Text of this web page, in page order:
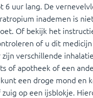
6 uur lang. De
inademen is
Of bekijk het
of u dit
zijn verschillende
of apotheek of een
een droge mond en
zuig op een ijsblokje.